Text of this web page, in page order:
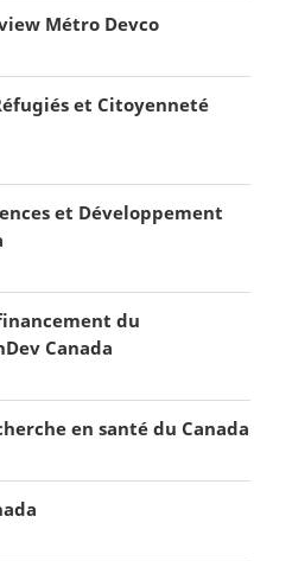
Métro Devco
et Citoyenneté
et Développement
du
Canada
en santé du Canada